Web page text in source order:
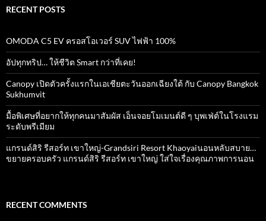
RECENT POSTS
OMODA C5 EV ครอสโอเวอร์ SUV ไฟฟ้า 100%
อัปทุกทริป… ให้ชีวิต Smart กว่าที่เคย!
Canopy เปิดตัวครั้งแรกในเอเชียตะวันออกเฉียงใต้ กับ Canopy Bangkok
Sukhumvit
มื้อพิเศษที่อยากให้ทุกคนมาสัมผัส เอ็นจอยโมเมนต์ดี ๆ บุพเฟ่ต์ในโรงแรม
ระดับพรีเมียม
แกรนด์สิริ​ รีสอร์ท​ เขาใหญ่​-Grandsiri​ Resort​ Khaoyaiนอนหลับสบาย…
ขยายครอบครัว แกรนด์สิริ รีสอร์ท เขาใหญ่ ใส่ใจเรื่องคุณภาพการนอน
RECENT COMMENTS